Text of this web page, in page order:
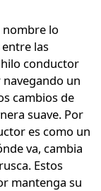
nombre lo
las
conductor
un
cambios de
suave. Por
es como un
va, cambia
Estos
mantenga su